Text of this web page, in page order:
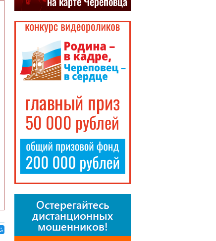
Остерегайтесь
дистанционных
мошенников!